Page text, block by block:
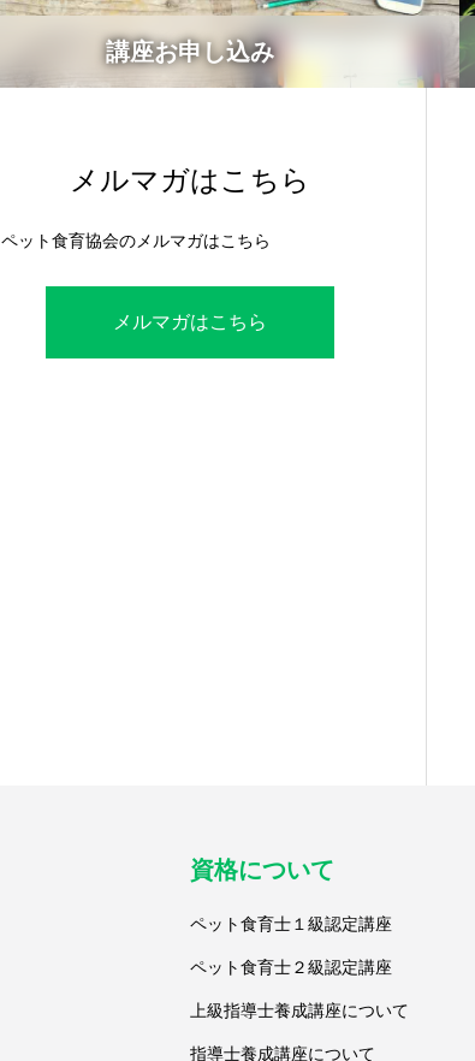
講座お申し込み
メルマガはこちら
ペット食育協会のメルマガはこちら
メルマガはこちら
資格について
ペット食育士１級認定講座
ペット食育士２級認定講座
上級指導士養成講座について
指導士養成講座について